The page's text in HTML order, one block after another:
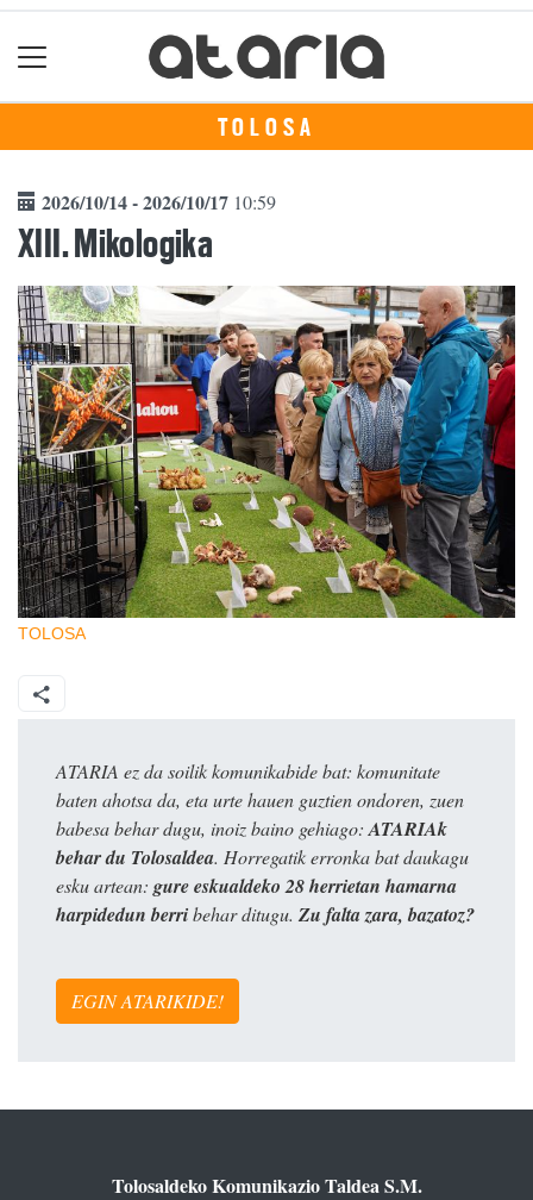
TOLOSA
2026/10/14 - 2026/10/17 10:59
XIII. Mikologika
TOLOSA
ATARIA ez da soilik komunikabide bat: komunitate
baten ahotsa da, eta urte hauen guztien ondoren, zuen
babesa behar dugu, inoiz baino gehiago: ATARIAk
behar du Tolosaldea. Horregatik erronka bat daukagu
esku artean: gure eskualdeko 28 herrietan hamarna
harpidedun berribehar ditugu. Zu falta zara, bazatoz?
EGIN ATARIKIDE!
Tolosaldeko Komunikazio Taldea S.M.